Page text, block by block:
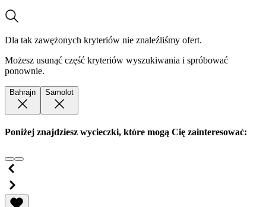
Dla tak zawężonych kryteriów nie znaleźliśmy ofert.
Możesz usunąć część kryteriów wyszukiwania i spróbować
ponownie.
Bahrajn Samolot
Poniżej znajdziesz wycieczki, które mogą Cię zainteresować: